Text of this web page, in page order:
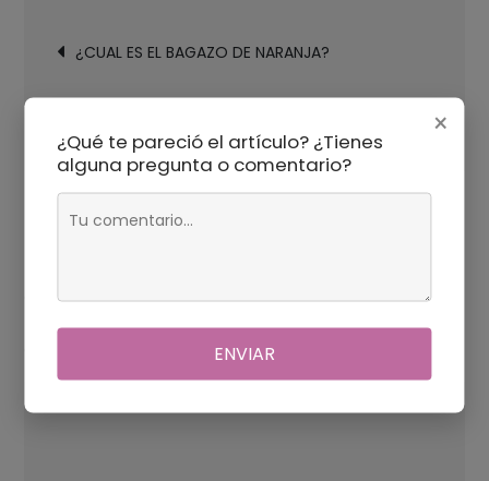
ES
MEJOR?
de
entradas
¿CUAL ES EL BAGAZO DE NARANJA?
Deja una respuesta
campos obligatorios están marcados con*
×
¿Qué te pareció el artículo? ¿Tienes
alguna pregunta o comentario?
ENVIAR